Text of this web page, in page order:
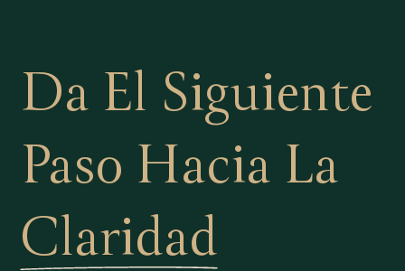
Da El Siguiente
Paso Hacia La
Claridad